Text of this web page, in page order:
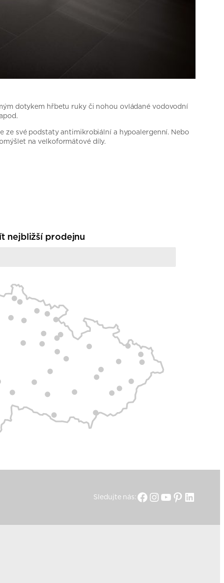
dotykem hřbetu ruky či nohou ovládané vodovodní
ze své podstaty antimikrobiální a hypoalergenní. Nebo
na velkoformátové díly.
nejbližší prodejnu
Sledujte nás: Facebook
Instagram
YouTube
Pinterest